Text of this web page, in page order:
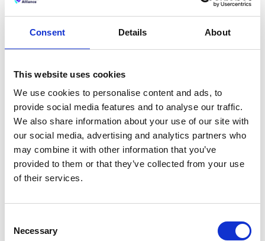
Consent Details About
This website uses cookies
We use cookies to personalise content and ads, to
provide social media features and to analyse our traffic.
We also share information about your use of our site with
our social media, advertising and analytics partners who
may combine it with other information that you’ve
provided to them or that they’ve collected from your use
of their services.
Selection
Necessary
ficelles du métier grâce à notre white paper gratuit :
Gestion des réclamations
Ne pas répondre du tout
négativement, mais ne pas répondre du tout aux
avis, c’est manquer une opportunité. Pourquoi ?
Parce que 97% des gens qui lisent les avis en ligne
lisent aussi les réponses de l’entreprise. Votre façon
de réagir aux critiques en dit beaucoup sur votre
marque et la qualité de vos services. Cela peut être
suffisant pour gagner des clients potentiels.
Pour autant, il ne faut pas répondre uniquement
gratitude envers les avis positifs est aussi excellent
pour votre image en ligne. Cela montre que vous
tenez à vos clients (en plus de les faire se sentir